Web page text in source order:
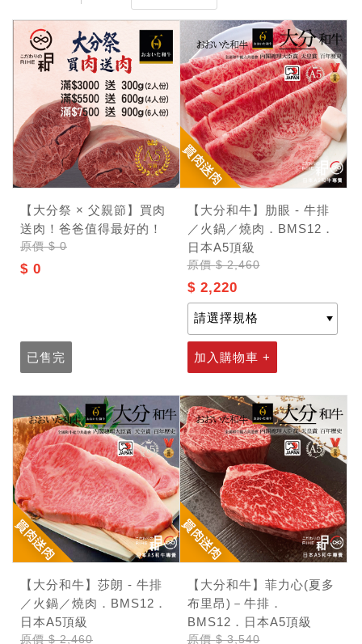
【大分祭 × 父親節】買肉
送肉！爸爸值得最好的！
原價$ 0
$ 0
已售完
【大分和牛】肋眼 - 牛排
／火鍋／燒肉．BMS12．
日本A5頂級
原價$ 2,460
$ 2,220
加入購物車 +
【大分和牛】莎朗 - 牛排
／火鍋／燒肉．BMS12．
日本A5頂級
原價$ 2,460
【大分和牛】菲力心(夏多
布里昂)－牛排．
BMS12．日本A5頂級
原價$ 3,540